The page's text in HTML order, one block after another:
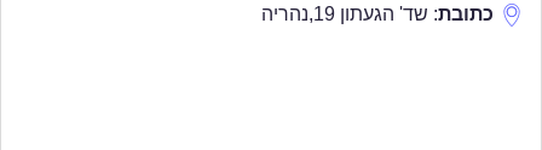
כתובת: שד' הגעתון 19 ,נהריה